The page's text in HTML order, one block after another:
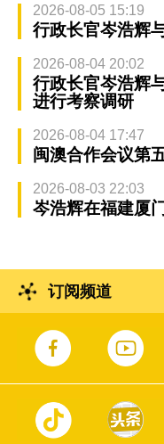
2026-08-05 15:19
行政长官岑浩辉
2026-08-04 20:02
行政长官岑浩辉
进行考察调研
2026-08-04 17:47
闽澳合作会议第
2026-08-03 22:03
岑浩辉在福建厦
订阅频道